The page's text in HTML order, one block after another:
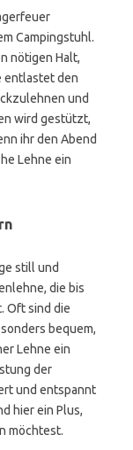
Campingstuhl.
nötigen Halt,
entlastet den
und
wird gestützt,
ihr den Abend
Lehne ein
still und
die bis
Oft sind die
bequem,
Lehne ein
der
und entspannt
hier ein Plus,
möchtest.